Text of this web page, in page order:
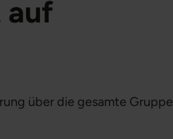
auf
über die gesamte Gruppe